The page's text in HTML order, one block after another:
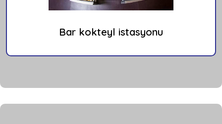
Bar kokteyl istasyonu